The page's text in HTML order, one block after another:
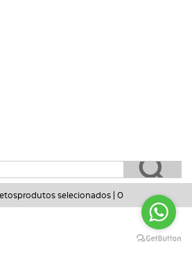
produtos selecionados | 0